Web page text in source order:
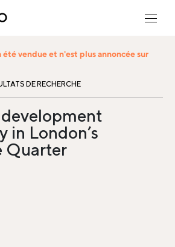
vendue et n'est plus annoncée sur
DE RECHERCHE
in London’s
Quarter